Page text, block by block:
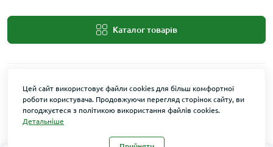
Каталог товарів
Цей сайт використовує файли cookies для більш комфортної
роботи користувача. Продовжуючи перегляд сторінок сайту, ви
погоджуєтеся з політикою використання файлів cookies.
Детальніше